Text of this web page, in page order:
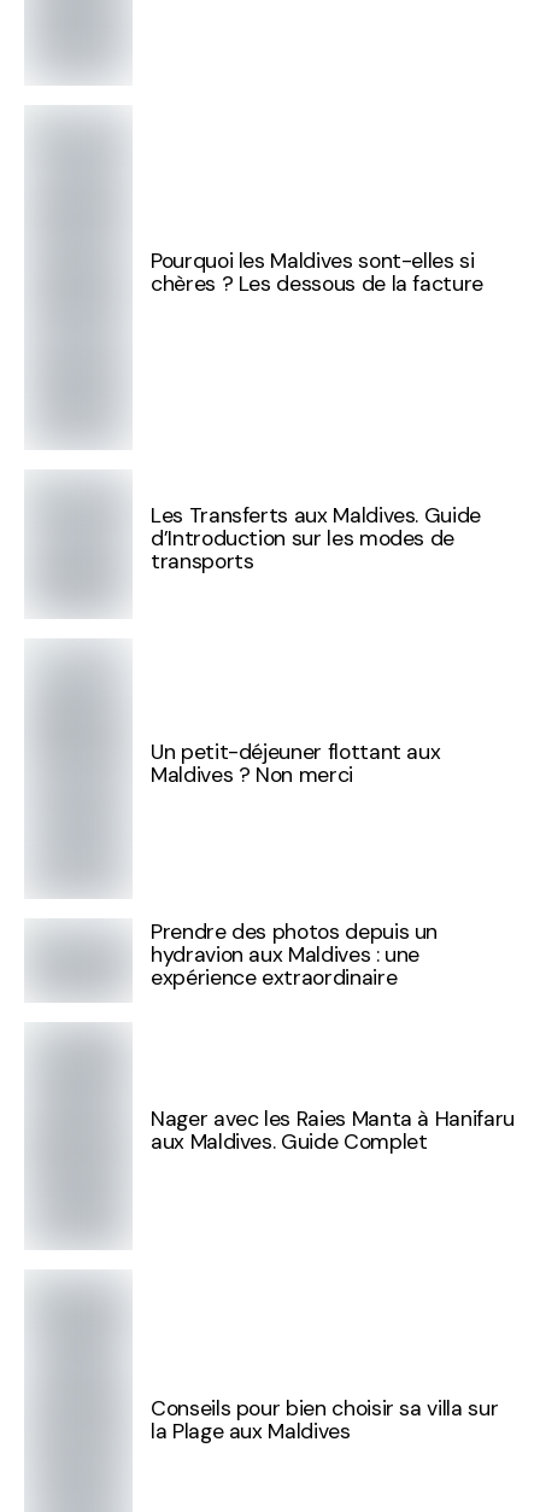
Pourquoi les Maldives sont-elles si
chères ? Les dessous de la facture
Les Transferts aux Maldives. Guide
d’Introduction sur les modes de
transports
Un petit-déjeuner flottant aux
Maldives ? Non merci
Prendre des photos depuis un
hydravion aux Maldives : une
expérience extraordinaire
Nager avec les Raies Manta à Hanifaru
aux Maldives. Guide Complet
Conseils pour bien choisir sa villa sur
la Plage aux Maldives